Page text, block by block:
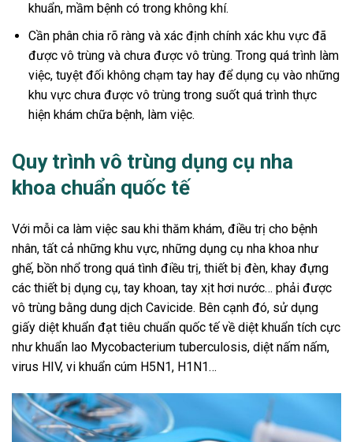
khuẩn, mầm bệnh có trong không khí.
Cần phân chia rõ ràng và xác định chính xác khu vực đã
được vô trùng và chưa được vô trùng. Trong quá trình làm
việc, tuyệt đối không chạm tay hay để dụng cụ vào những
khu vực chưa được vô trùng trong suốt quá trình thực
hiện khám chữa bệnh, làm việc.
Quy trình vô trùng dụng cụ nha
khoa chuẩn quốc tế
Với mỗi ca làm việc sau khi thăm khám, điều trị cho bệnh
nhân, tất cả những khu vực, những dụng cụ nha khoa như
ghế, bồn nhổ trong quá tình điều trị, thiết bị đèn, khay đựng
các thiết bị dụng cụ, tay khoan, tay xịt hơi nước… phải được
vô trùng bằng dung dịch Cavicide. Bên cạnh đó, sử dụng
giấy diệt khuẩn đạt tiêu chuẩn quốc tế về diệt khuẩn tích cực
như khuẩn lao Mycobacterium tuberculosis, diệt nấm nấm,
virus HIV, vi khuẩn cúm H5N1, H1N1…